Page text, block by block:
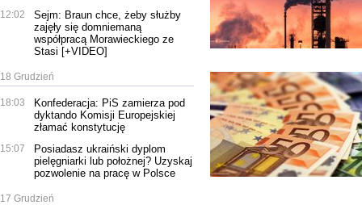
12:02
Sejm: Braun chce, żeby służby
zajęły się domniemaną
współpracą Morawieckiego ze
Stasi [+VIDEO]
18 Grudzień
18:03
Konfederacja: PiS zamierza pod
dyktando Komisji Europejskiej
złamać konstytucję
15:07
Posiadasz ukraiński dyplom
pielęgniarki lub położnej? Uzyskaj
pozwolenie na pracę w Polsce
17 Grudzień